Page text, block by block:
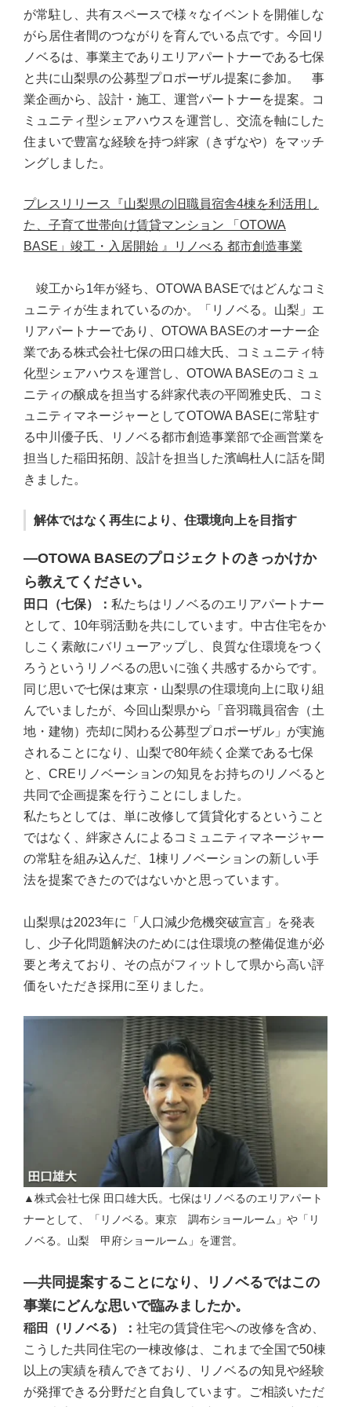
が常駐し、共有スペースで様々なイベントを開催しな
がら居住者間のつながりを育んでいる点です。今回リ
ノベるは、事業主でありエリアパートナーである七保
と共に山梨県の公募型プロポーザル提案に参加。 事
業企画から、設計・施工、運営パートナーを提案。コ
ミュニティ型シェアハウスを運営し、交流を軸にした
住まいで豊富な経験を持つ絆家（きずなや）をマッチ
ングしました。
プレスリリース『山梨県の旧職員宿舎4棟を利活用し
た、子育て世帯向け賃貸マンション 「OTOWA
BASE」竣工・入居開始 』リノべる 都市創造事業
竣工から1年が経ち、OTOWA BASEではどんなコミ
ュニティが生まれているのか。「リノベる。山梨」エ
リアパートナーであり、OTOWA BASEのオーナー企
業である株式会社七保の田口雄大氏、コミュニティ特
化型シェアハウスを運営し、OTOWA BASEのコミュ
ニティの醸成を担当する絆家代表の平岡雅史氏、コミ
ュニティマネージャーとしてOTOWA BASEに常駐す
る中川優子氏、リノベる都市創造事業部で企画営業を
担当した稲田拓朗、設計を担当した濱嶋杜人に話を聞
きました。
解体ではなく再生により、住環境向上を目指す
―OTOWA BASEのプロジェクトのきっかけか
ら教えてください。
田口（七保）： 私たちはリノベるのエリアパートナー
として、10年弱活動を共にしています。中古住宅をか
しこく素敵にバリューアップし、良質な住環境をつく
ろうというリノベるの思いに強く共感するからです。
同じ思いで七保は東京・山梨県の住環境向上に取り組
んでいましたが、今回山梨県から「音羽職員宿舎（土
地・建物）売却に関わる公募型プロポーザル」が実施
されることになり、山梨で80年続く企業である七保
と、CREリノベーションの知見をお持ちのリノベると
共同で企画提案を行うことにしました。
私たちとしては、単に改修して賃貸化するということ
ではなく、絆家さんによるコミュニティマネージャー
の常駐を組み込んだ、1棟リノベーションの新しい手
法を提案できたのではないかと思っています。
山梨県は2023年に「人口減少危機突破宣言」を発表
し、少子化問題解決のためには住環境の整備促進が必
要と考えており、その点がフィットして県から高い評
価をいただき採用に至りました。
▲株式会社七保 田口雄大氏。七保はリノベるのエリアパート
ナーとして、「リノベる。東京 調布ショールーム」や「リ
ノベる。山梨 甲府ショールーム」を運営。
―共同提案することになり、リノベるではこの
事業にどんな思いで臨みましたか。
稲田（リノベる）： 社宅の賃貸住宅への改修を含め、
こうした共同住宅の一棟改修は、これまで全国で50棟
以上の実績を積んできており、リノベるの知見や経験
が発揮できる分野だと自負しています。ご相談いただ